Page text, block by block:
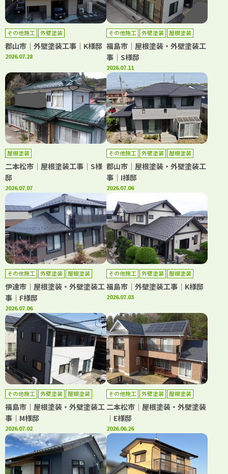
その他施工 外壁塗装
郡山市｜外壁塗装工事｜K様邸
2026.07.28
その他施工 外壁塗装 屋根塗装
福島市｜屋根塗装・外壁塗装工
事｜S様邸
2026.07.11
屋根塗装
二本松市｜屋根塗装工事｜S様
邸
2026.07.07
その他施工 外壁塗装 屋根塗装
郡山市｜屋根塗装・外壁塗装工
事｜I様邸
2026.07.06
その他施工 外壁塗装 屋根塗装
伊達市｜屋根塗装・外壁塗装工
事｜F様邸
2026.07.06
その他施工 外壁塗装 屋根塗装
福島市｜外壁塗装工事｜K様邸
2026.07.03
その他施工 外壁塗装
屋根塗装
防水工事
福島市｜屋根塗装・外壁塗装工
事｜M様邸
2026.07.02
その他施工 外壁塗装 屋根塗装
二本松市｜屋根塗装・外壁塗装
｜E様邸
2026.06.26